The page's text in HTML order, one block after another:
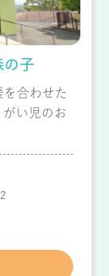
の子
合わせた
い児のお